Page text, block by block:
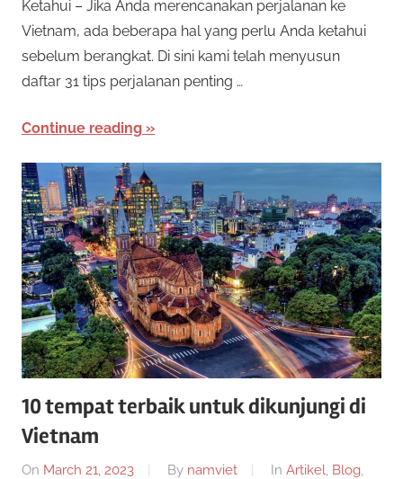
Ketahui – Jika Anda merencanakan perjalanan ke
Vietnam, ada beberapa hal yang perlu Anda ketahui
sebelum berangkat. Di sini kami telah menyusun
daftar 31 tips perjalanan penting …
Continue reading
10 tempat terbaik untuk dikunjungi di
Vietnam
On March 21, 2023 By namviet In Artikel, Blog,